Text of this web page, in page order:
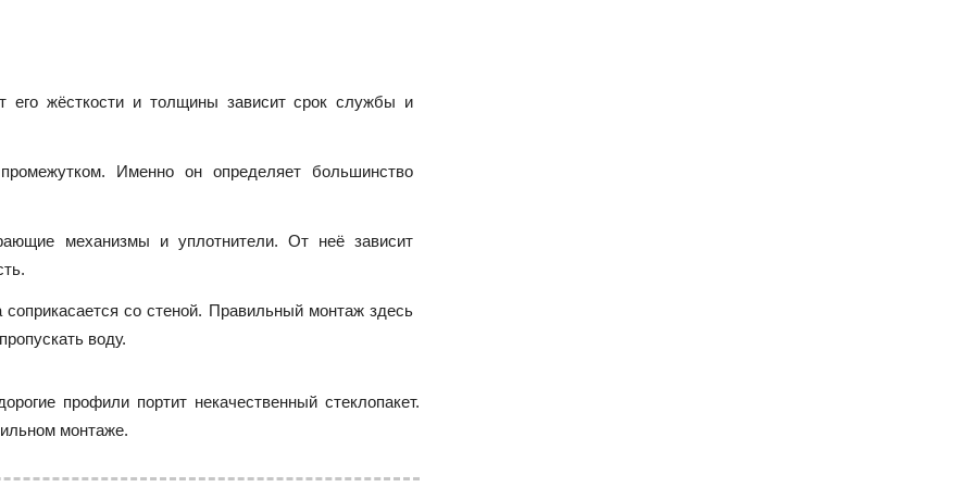
жёсткости и толщины зависит срок службы и
Именно он определяет большинство
механизмы и уплотнители. От неё зависит
со стеной. Правильный монтаж здесь
воду.
профили портит некачественный стеклопакет.
монтаже.